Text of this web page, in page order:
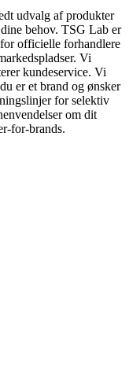
udvalg af produkter
behov. TSG Lab er
officielle forhandlere
Vi
kundeservice. Vi
er et brand og ønsker
for selektiv
om dit
for-brands.